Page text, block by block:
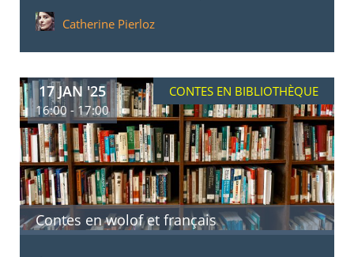
Catherine Pierloz
Contes en wolof et français
17 JAN '25
16:00 - 17:00
CONTES EN BIBLIOTHÈQUE